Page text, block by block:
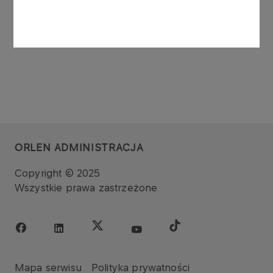
ORLEN ADMINISTRACJA
Copyright © 2025
Wszystkie prawa zastrzeżone
Mapa serwisu Polityka prywatności